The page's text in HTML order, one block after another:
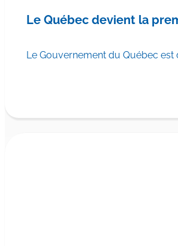
Le Québec devient la
Le Gouvernement du Québec